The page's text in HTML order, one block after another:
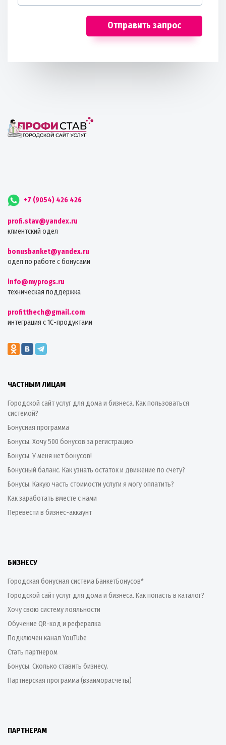
Отправить запрос
+7 (9054) 426 426
profi.stav@yandex.ru
клиентский одел
bonusbanket@yandex.ru
одел по работе с бонусами
info@myprogs.ru
техническая поддержка
profitthech@gmail.com
интеграция с 1С-продуктами
ЧАСТНЫМ ЛИЦАМ
Городской сайт услуг для дома и бизнеса. Как пользоваться
системой?
Бонусная программа
Бонусы. Хочу 500 бонусов за регистрацию
Бонусы. У меня нет бонусов!
Бонусный баланс. Как узнать остаток и движение по счету?
Бонусы. Какую часть стоимости услуги я могу оплатить?
Как заработать вместе с нами
Перевести в бизнес-аккаунт
БИЗНЕСУ
Городская бонусная система БанкетБонусов*
Городской сайт услуг для дома и бизнеса. Как попасть в каталог?
Хочу свою систему лояльности
Обучение QR-код и рефералка
Подключен канал YouTube
Стать партнером
Бонусы. Сколько ставить бизнесу.
Партнерская программа (взаиморасчеты)
ПАРТНЕРАМ